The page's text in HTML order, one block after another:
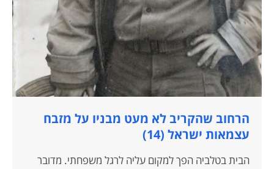
הרחוב שהקריב לא מעט מבניו על מזבח
עצמאות ישראל (14)
הבית בטלביה הפך למקום עליה לרגל משפחתי. מדובר